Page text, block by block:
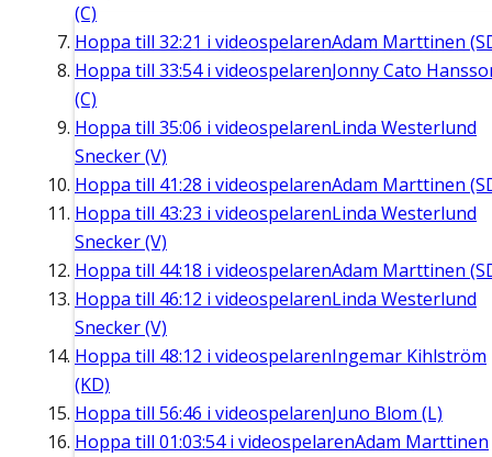
(C)
Hoppa till 32:21 i videospelarenAdam Marttinen
Hoppa till 33:54i videospelarenJonny Cato
(C)
Hoppa till 35:06 i videospelarenLinda Westerlund
Snecker (V)
Hoppa till 41:28 i videospelarenAdam Marttinen
Hoppa till 43:23 i videospelarenLinda Westerlund
Snecker (V)
Hoppa till 44:18 i videospelarenAdam Marttinen
Hoppa till 46:12 i videospelarenLinda Westerlund
Snecker (V)
Hoppa till 48:12 i videospelarenIngemar Kihlström
(KD)
Hoppa till 56:46 i videospelarenJuno Blom (L)
Hoppa till 01:03:54i videospelarenAdam Marttinen